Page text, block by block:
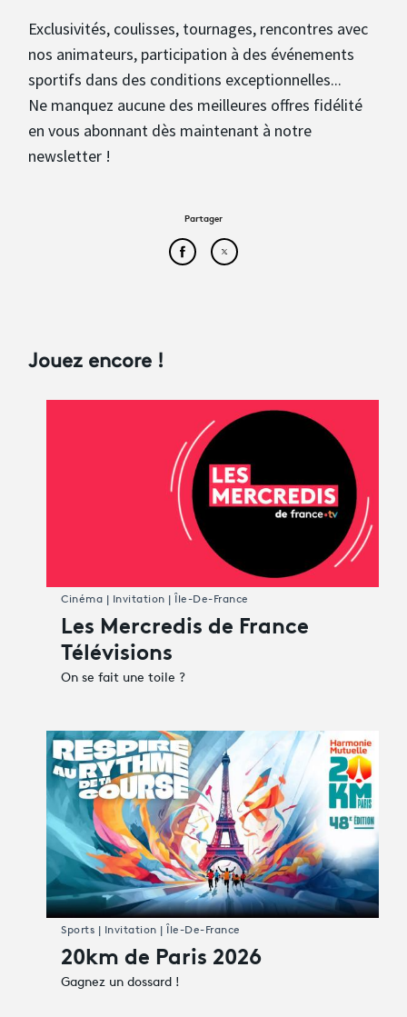
Exclusivités, coulisses, tournages, rencontres avec
nos animateurs, participation à des événements
sportifs dans des conditions exceptionnelles...
Ne manquez aucune des meilleures offres fidélité
en vous abonnant dès maintenant à notre
newsletter !
Partager
Partager cet article sur
Partager cet article sur
Jouez encore !
Les Mercredis de France
Télévisions
On se fait une toile ?
Cinéma | Invitation | Île-De-France
20km de Paris 2026
Gagnez un dossard !
Sports | Invitation | Île-De-France